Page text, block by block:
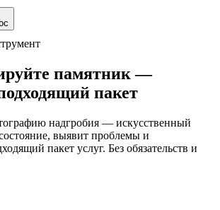
памятник —
пакет
надгробия — искусственный
выявит проблемы и
пакет услуг. Без обязательств и